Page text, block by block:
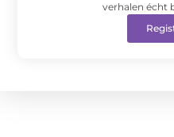
verhalen écht